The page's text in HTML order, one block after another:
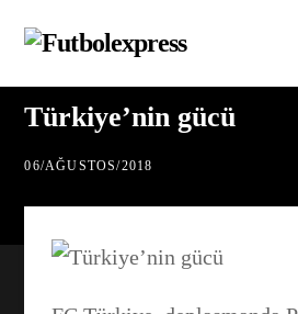
content
Türkiye’nin gücü
06/AĞUSTOS/2018